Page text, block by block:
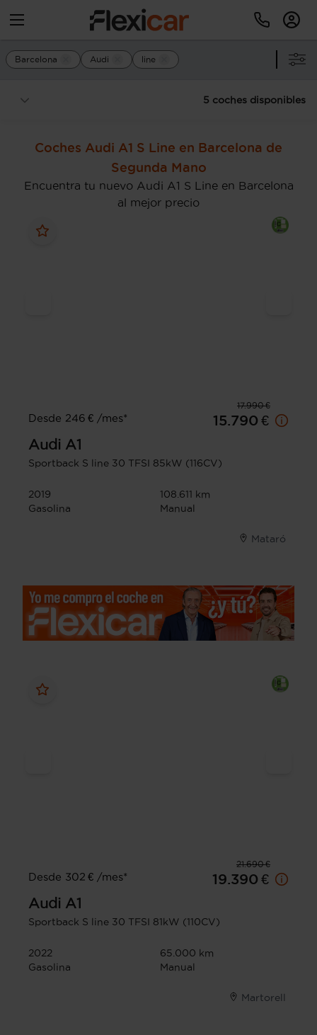
Barcelona Audi line
5 coches disponibles
Coches Audi A1 S Line en Barcelona de
Segunda Mano
Encuentra tu nuevo Audi A1 S Line en Barcelona
al mejor precio
17.990 €
Desde 246 € /mes*
15.790 €
Audi A1
Sportback S line 30 TFSI 85kW (116CV)
2019
108.611 km
Gasolina
Manual
Mataró
21.690 €
Desde 302 € /mes*
19.390 €
Audi A1
Sportback S line 30 TFSI 81kW (110CV)
2022
65.000 km
Gasolina
Manual
Martorell